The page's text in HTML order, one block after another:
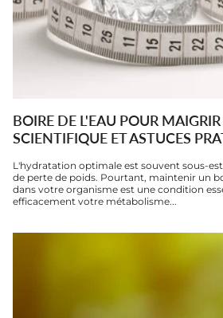
BOIRE DE L'EAU POUR MAIGRIR
SCIENTIFIQUE ET ASTUCES
L'hydratation optimale est souvent sous-
de perte de poids. Pourtant, maintenir un
dans votre organisme est une condition
efficacement votre métabolisme...